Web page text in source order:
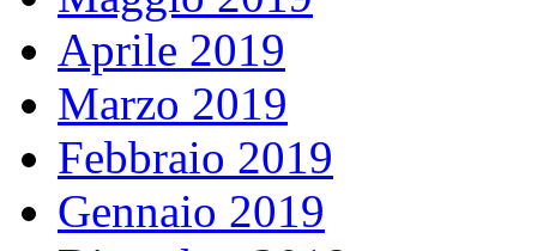
Aprile 2019
Marzo 2019
Febbraio 2019
Gennaio 2019